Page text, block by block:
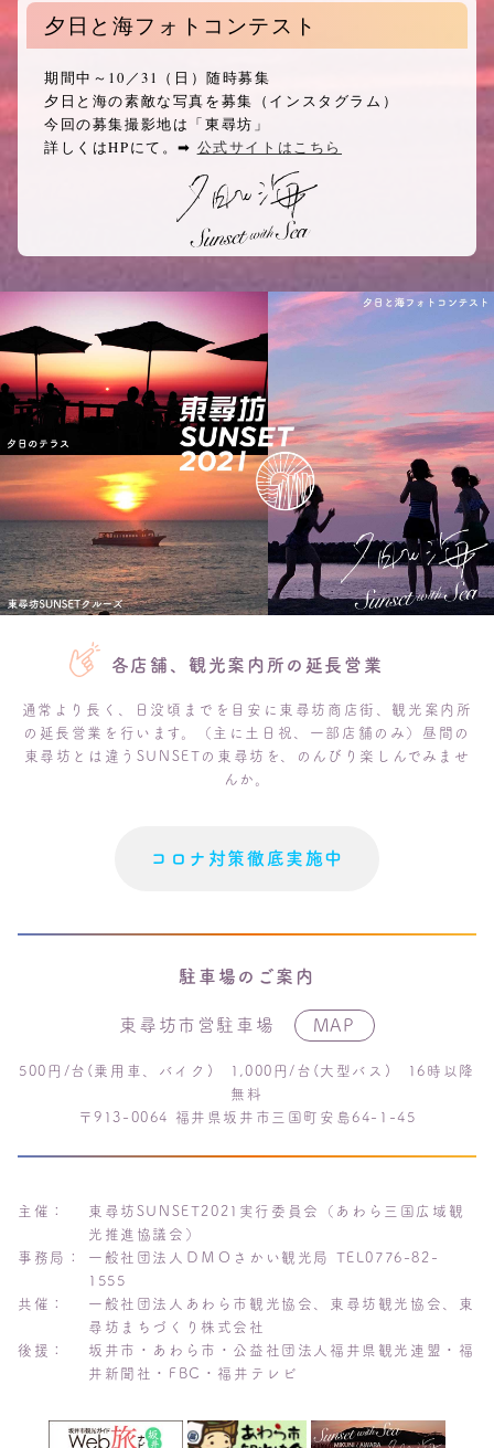
夕日と海フォトコンテスト
期間中～10／31（日）随時募集
夕日と海の素敵な写真を募集（インスタグラム）
今回の募集撮影地は「東尋坊」
詳しくはHPにて。➡︎ 公式サイトはこちら
各店舗、観光案内所の延長営業
通常より長く、日没頃までを目安に東尋坊商店街、 観光案内所
の延長営業を行います。（主に土日祝、一部店舗のみ） 昼間の
東尋坊とは違うSUNSETの東尋坊を、のんびり楽しんでみませ
んか。
コロナ対策徹底実施中
駐車場のご案内
東尋坊市営駐車場 MAP
500円/台(乗用車、バイク) 1,000円/台(大型バス) 16時以降
無料
〒913-0064 福井県坂井市三国町安島64-1-45
主催：
東尋坊SUNSET2021実行委員会（あわら三国広域観
光推進協議会）
事務局：
一般社団法人ＤＭＯさかい観光局 TEL0776-82-
1555
共催：
一般社団法人あわら市観光協会、東尋坊観光協会、東
尋坊まちづくり株式会社
後援：
坂井市・あわら市・公益社団法人福井県観光連盟・福
井新聞社・FBC・福井テレビ